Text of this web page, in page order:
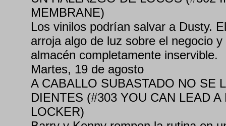
MEMBRANE)
Los vinilos podrían salvar a Dusty.
arroja algo de luz sobre el negocio
almacén completamente inservible.
Martes, 19 de agosto
A CABALLO SUBASTADO NO SE
DIENTES (#303 YOU CAN LEAD A
LOCKER)